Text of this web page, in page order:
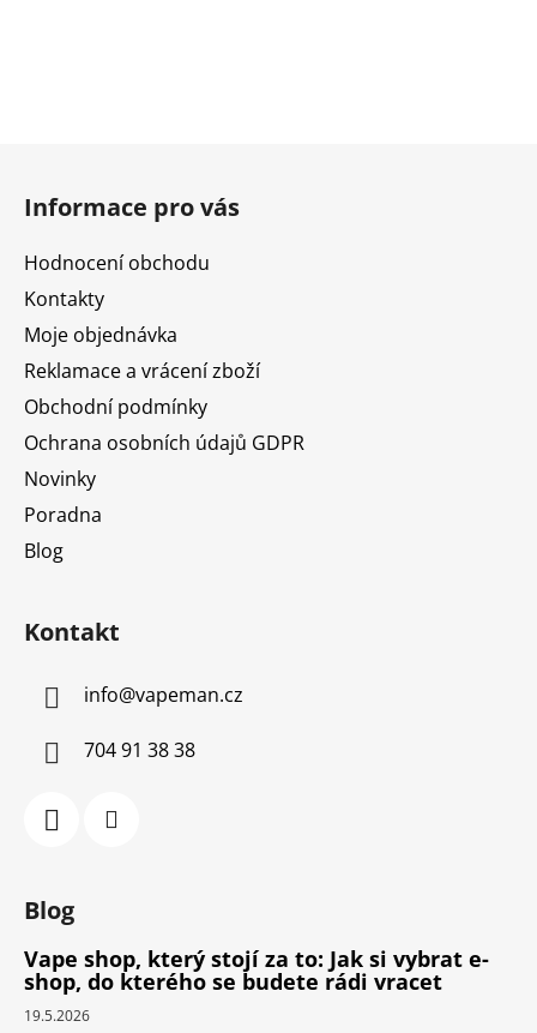
Informace pro vás
Hodnocení obchodu
Kontakty
Moje objednávka
Reklamace a vrácení zboží
Obchodní podmínky
Ochrana osobních údajů GDPR
Novinky
Poradna
Blog
Kontakt
info@vapeman.cz
704 91 38 38
Blog
Vape shop, který stojí za to: Jak si vybrat e-
shop, do kterého se budete rádi vracet
19.5.2026